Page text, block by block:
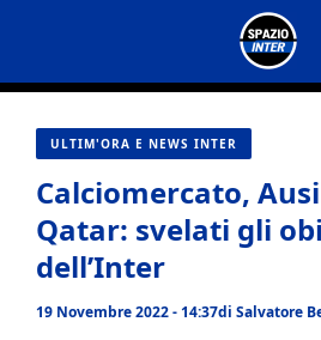
contenuto
ULTIM'ORA E NEWS INTER
Calciomercato,
Qatar: svelati gli
dell’Inter
19 Novembre 2022 - 14:37di Salvatore